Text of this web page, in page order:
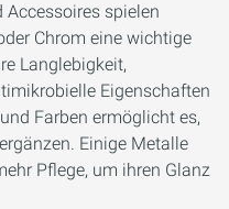
Accessoires spielen
Chrom eine wichtige
Langlebigkeit,
Eigenschaften
Farben ermöglicht es,
Einige Metalle
Pflege, um ihren Glanz